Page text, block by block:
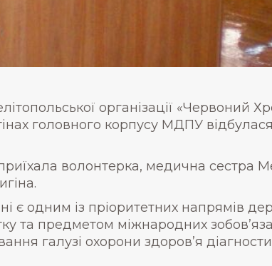
організації «Червоний
головного корпусу МДПУ
волонтерка, медична сестра
є одним із пріоритетних напрямів
та предметом міжнародних
галузі охорони здоров’я